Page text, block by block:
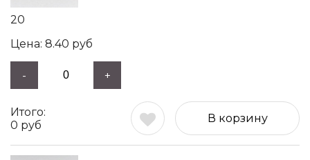
20
8.40 руб
- +
0 руб
В корзину